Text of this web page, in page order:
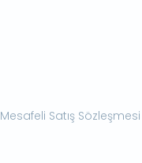
Mesafeli Satış Sözleşmesi